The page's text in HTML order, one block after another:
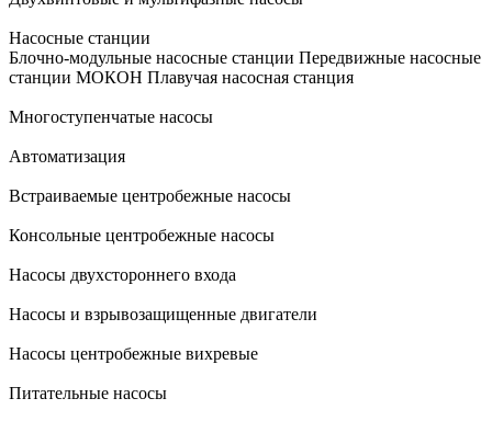
Насосные станции
Блочно-модульные насосные станции Передвижные насосные
станции МОКОН Плавучая насосная станция
Многоступенчатые насосы
Автоматизация
Встраиваемые центробежные насосы
Консольные центробежные насосы
Насосы двухстороннего входа
Насосы и взрывозащищенные двигатели
Насосы центробежные вихревые
Питательные насосы